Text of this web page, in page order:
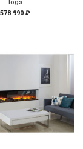
logs
578 990 ₽